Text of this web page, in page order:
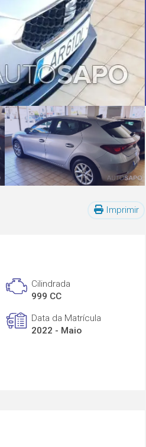
Imprimir
Cilindrada
999 CC
Data da Matrícula
2022 - Maio